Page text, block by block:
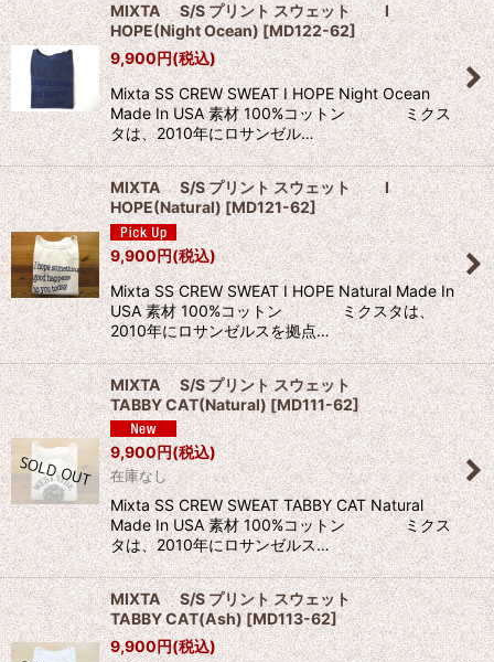
MIXTA S/S プリント スウェット I
HOPE(Night Ocean)[MD122-62]
9,900円(税込)
Mixta SS CREW SWEAT I HOPE Night Ocean
Made In USA 素材 100%コットン ミクス
タは、2010年にロサンゼル…
MIXTA S/S プリント スウェット I
HOPE(Natural) [MD121-62]
9,900円(税込)
Mixta SS CREW SWEAT I HOPE Natural Made In
USA 素材 100%コットン ミクスタは、
2010年にロサンゼルスを拠点…
MIXTA S/S プリント スウェット
TABBY CAT(Natural)[MD111-62]
9,900円(税込)
在庫なし
Mixta SS CREW SWEAT TABBY CAT Natural
Made In USA 素材 100%コットン ミクス
タは、2010年にロサンゼルス…
MIXTA S/S プリント スウェット
TABBY CAT(Ash)[MD113-62]
9,900円(税込)